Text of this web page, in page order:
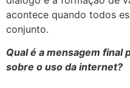
acontece quando todos
conjunto.
Qual é a mensagem final
sobre o uso da internet?